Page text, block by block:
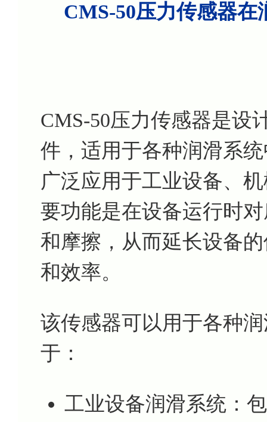
CMS-50压力传感器
CMS-50压力传感器是设
件，适用于各种润滑系
广泛应用于工业设备、
要功能是在设备运行时
和摩擦，从而延长设备
和效率。
该传感器可以用于各种
于：
工业设备润滑系统：